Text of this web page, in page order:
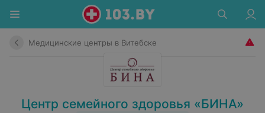
Медицинские центры в Витебске
Центр семейного здоровья «БИНА»